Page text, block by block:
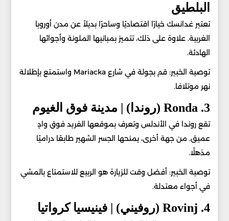
البلطيق
تعتبر غدانسك خيارًا اقتصاديًا وساحرًا بديلاً عن مدن أوروبا
الغربية. علاوة على ذلك، تتميز بمبانيها الملونة وأجوائها
الهادئة.
توصية الخبير: قم بجولة في شارع Mariacka واستمتع بإطلالة
نهر موتلافا.
3. Ronda (روندا) | مدينة فوق الغيوم
تقع روندا في الأندلس وتعرف بموقعها الفريد فوق وادٍ
عميق. من جهة أخرى، يمنحها الجسر الشهير طابعًا دراميًا
مذهلًا.
توصية الخبير: أفضل وقت للزيارة هو الربيع للاستمتاع بالمشي
في أجواء معتدلة.
4. Rovinj (روفيني) | فينيسيا كرواتيا